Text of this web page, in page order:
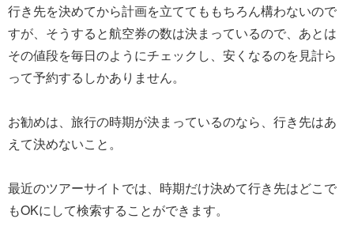
行き先を決めてから計画を立ててももちろん構わないので
すが、そうすると航空券の数は決まっているので、あとは
その値段を毎日のようにチェックし、安くなるのを見計ら
って予約するしかありません。
お勧めは、旅行の時期が決まっているのなら、行き先はあ
えて決めないこと。
最近のツアーサイトでは、時期だけ決めて行き先はどこで
もOKにして検索することができます。